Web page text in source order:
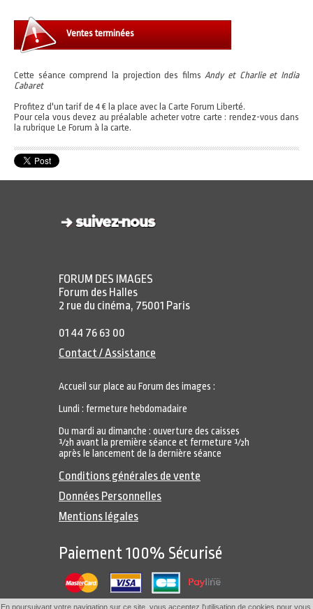
Ventes terminées
Cette séance comprend la projection des filmsAndy et Charlie et India
Cabaret
Profitez d'un tarif de 4 € la place avec la Carte Forum Liberté.
Pour cela vous devez au préalable acheter votre carte : rendez-vous dans
la rubrique Le Forum à la carte.
FORUM DES IMAGES
Forum des Halles
2 rue du cinéma, 75001 Paris
01 44 76 63 00
Contact / Assistance
Accueil sur place au Forum des images :
Lundi : fermeture hebdomadaire
Du mardi au dimanche : ouverture des caisses
½h avant la première séance et fermeture ½h
après le lancement de la dernière séance
Conditions générales de vente
Données Personnelles
Mentions légales
Paiement 100% Sécurisé
En poursuivant votre navigation sur ce site, vous acceptez l'utilisation de cookies pour vous